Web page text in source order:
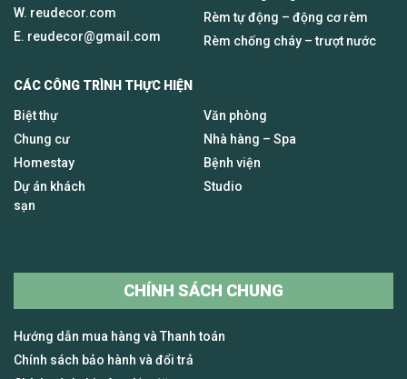
W. reudecor.com
E. reudecor@gmail.com
Rèm tự động – động cơ rèm
Rèm chống cháy – trượt nước
CÁC CÔNG TRÌNH THỰC HIỆN
Biệt thự
Chung cư
Homestay
Dự án khách
sạn
Văn phòng
Nhà hàng – Spa
Bệnh viện
Studio
CHÍNH SÁCH CHUNG
Hướng dẫn mua hàng và Thanh toán
Chính sách bảo hành và đổi trả